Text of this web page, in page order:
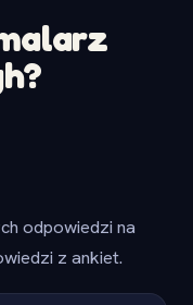
odpowiedzi na
z ankiet.